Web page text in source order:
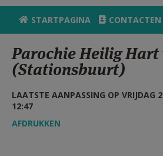
KERK
VIERINGEN
SHOP
HULP
STARTPAGINA
STARTPAGINA CONTACTEN
Parochie Heilig Hart
(Stationsbuurt)
LAATSTE AANPASSING OP VRIJDAG
12:47
AFDRUKKEN